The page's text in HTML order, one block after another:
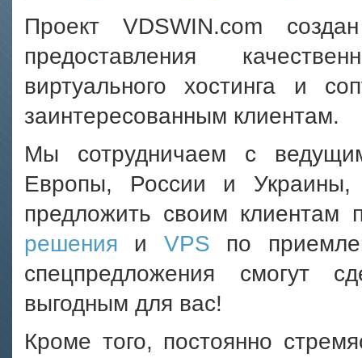
Проект VDSWIN.com
предоставления
виртуального хостинга и
заинтересованным клиентам.
Мы сотрудничаем с
Европы, России и Украины,
предложить своим
решения и VPS по
спецпредложения cмогут
выгодным для вас!
Кроме того, постоянно